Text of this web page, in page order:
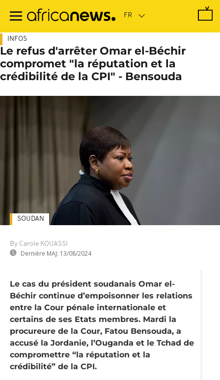
contenu
INFOS
Le refus d'arrêter Omar el-Béchir
compromet "la réputation et la
crédibilité de la CPI" - Bensouda
By Carole KOUASSI
Dernière MAJ: 13/08/2024
SOUDAN
Le cas du président soudanais Omar el-
Béchir continue d’empoisonner les relations
entre la Cour pénale internationale et
certains de ses Etats membres. Mardi la
procureure de la Cour, Fatou Bensouda, a
accusé la Jordanie, l’Ouganda et le Tchad de
compromettre “la réputation et la
crédibilité” de la CPI.